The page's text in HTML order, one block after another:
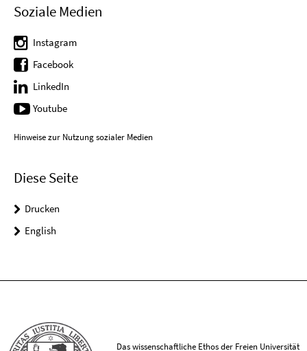
Soziale Medien
Instagram
Facebook
LinkedIn
Youtube
Hinweise zur Nutzung sozialer Medien
Diese Seite
Drucken
English
Das wissenschaftliche Ethos der Freien Universität